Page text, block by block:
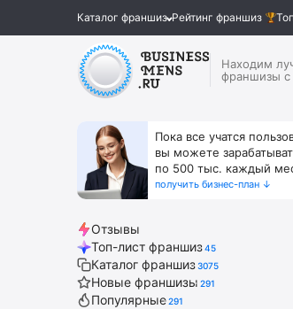
Каталог франшиз Рейтинг франшиз
Находим
франшизы с
Пока все учатся
вы можете
по 500 тыс. каждый
получить бизнес-план ↓
Отзывы
Топ-лист франшиз45
Каталог франшиз3075
Новые франшизы 291
Популярные291